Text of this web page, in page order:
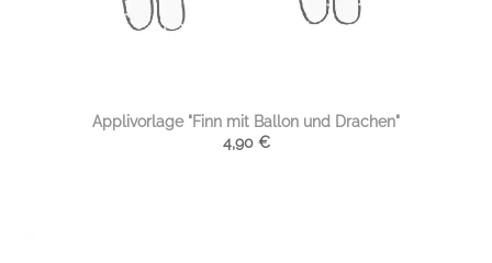
Applivorlage "Finn mit Ballon und Drachen"
4,90 €